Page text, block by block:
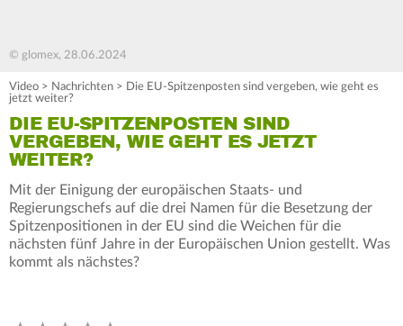
© glomex, 28.06.2024
Video > Nachrichten > Die EU-Spitzenposten sind vergeben, wie geht es
jetzt weiter?
DIE EU-SPITZENPOSTEN SIND
VERGEBEN, WIE GEHT ES JETZT
WEITER?
Mit der Einigung der europäischen Staats- und
Regierungschefs auf die drei Namen für die Besetzung der
Spitzenpositionen in der EU sind die Weichen für die
nächsten fünf Jahre in der Europäischen Union gestellt. Was
kommt als nächstes?